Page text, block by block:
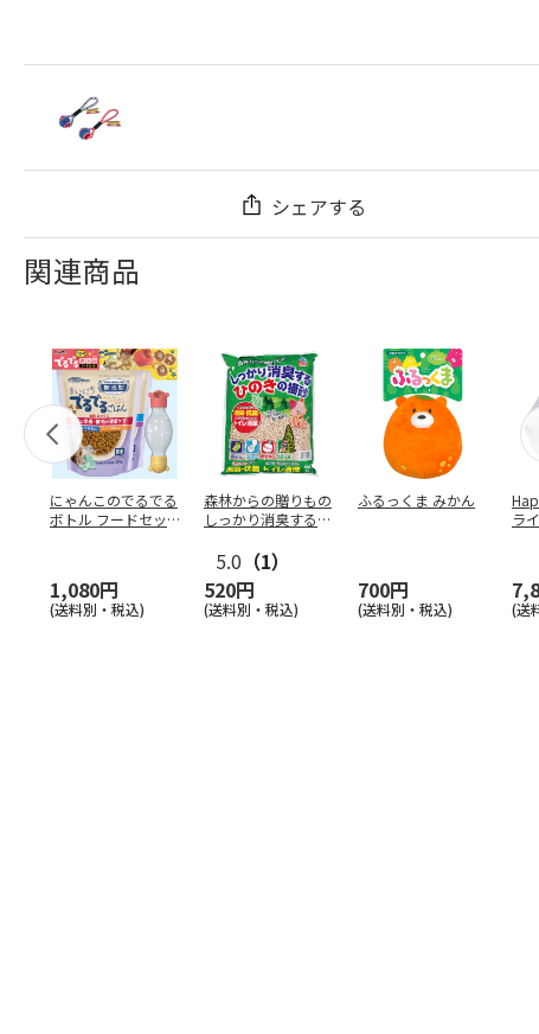
シェアする
関連商品
にゃんこのでるでる
ボトル フードセッ
1,080円
(送料別・税込)
森林からの贈りもの
しっかり消臭するひ
5.0 （1）
520円
(送料別・税込)
ふるっくま みかん
700円
(送料別・税込)
ラ
(送